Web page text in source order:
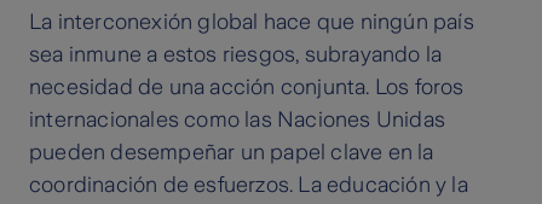
La interconexión global hace que ningún país
sea inmune a estos riesgos, subrayando la
necesidad de una acción conjunta. Los foros
internacionales como las Naciones Unidas
pueden desempeñar un papel clave en la
coordinación de esfuerzos. La educación y la